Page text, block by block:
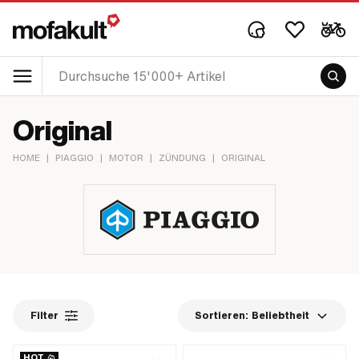
Original
HOME | PIAGGIO | MOTOR | ZÜNDUNG | ORIGINAL
Filter Sortieren: Beliebtheit